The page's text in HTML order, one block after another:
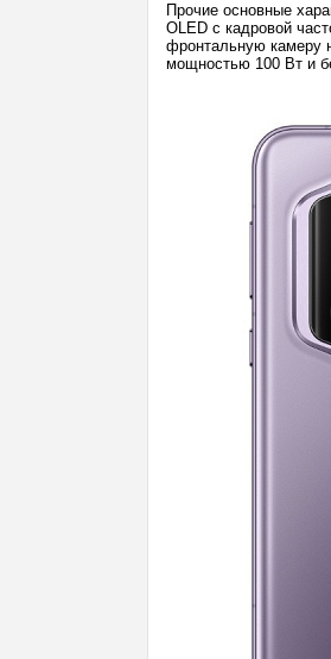
Прочие основные
OLED с кадровой
фронтальную камеру
мощностью 100 Вт и